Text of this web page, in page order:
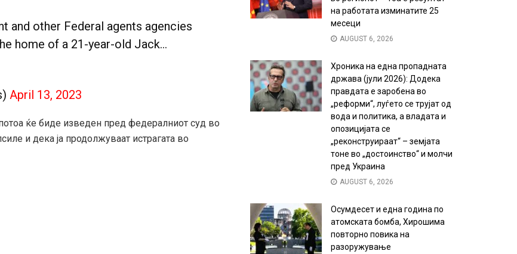
and other Federal agents agencies
home of a 21-year-old Jack…
April 13, 2023
ќе биде изведен пред федералниот суд во
и дека ја продолжуваат истрагата во
на работата изминатите 25
месеци
AUGUST 6, 2026
Хроника на една пропадната
држава (јули 2026): Додека
правдата е заробена во
„реформи“, луѓето се трујат од
вода и политика, а владата и
опозицијата се
„реконструираат“ – земјата
тоне во „достоинство“ и молчи
пред Украина
AUGUST 6, 2026
Осумдесет и една година по
атомската бомба, Хирошима
повторно повика на
разоружување